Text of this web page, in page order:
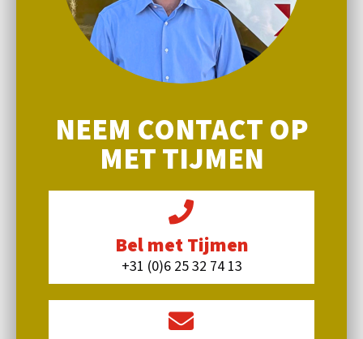
NEEM CONTACT OP
MET TIJMEN
Bel met Tijmen
+31 (0)6 25 32 74 13